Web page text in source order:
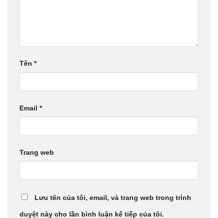
Tên *
Email *
Trang web
Lưu tên của tôi, email, và trang web trong trình
duyệt này cho lần bình luận kế tiếp của tôi.